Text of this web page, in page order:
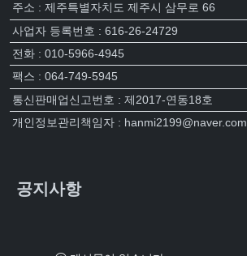
주소 : 제주특별자치도 제주시 삼무로 66
사업자 등록번호 : 616-26-24729
전화 : 010-5966-4945
팩스 : 064-749-5945
통신판매업신고번호 : 제2017-연동18호
개인정보관리책임자 : hanmi2199@naver.com
공지사항